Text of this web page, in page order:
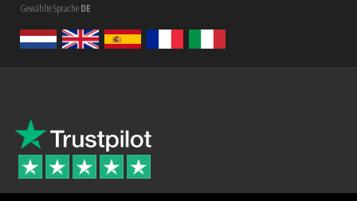
Gewählte SpracheDE